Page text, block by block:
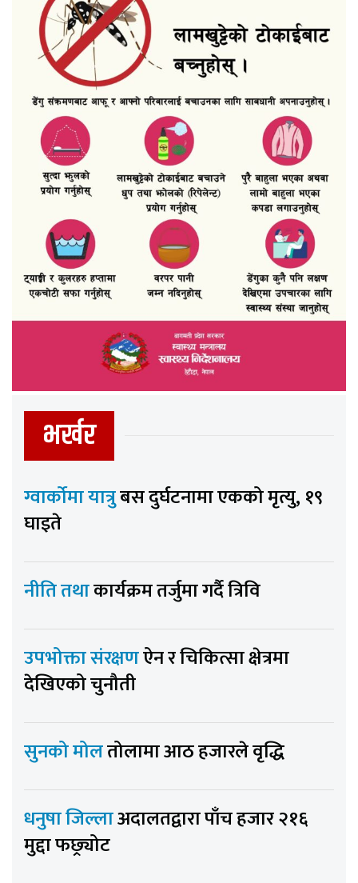
भर्खर
ग्वार्कोमा यात्रुबस दुर्घटनामा एकको मृत्यु, १९
घाइते
नीति तथाकार्यक्रम तर्जुमा गर्दै त्रिवि
उपभोक्ता संरक्षणऐन र चिकित्सा क्षेत्रमा
देखिएको चुनौती
सुनको मोलतोलामा आठ हजारले वृद्धि
धनुषा जिल्लाअदालतद्वारा पाँच हजार २१६
मुद्दा फछ्र्योट